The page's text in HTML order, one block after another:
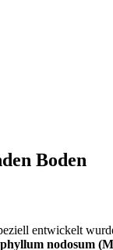
Boden
entwickelt
nodosum